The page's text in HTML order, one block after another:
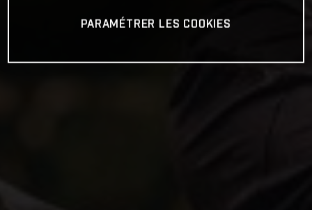
PARAMÉTRER LES COOKIES